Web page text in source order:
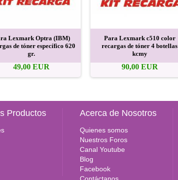
Lexmark Optra (IBM)
de tóner específico 620
gr.
49,00 EUR
Para Lexmark c510 color
recargas de tóner 4 botellas
kcmy
90,00 EUR
Productos Acerca de Nosotros
Quienes somos
Nuestros Foros
Canal Youtube
Blog
Facebook